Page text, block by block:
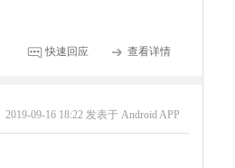
快速回应 查看详情
2019-09-16 18:22 发表于 Android APP